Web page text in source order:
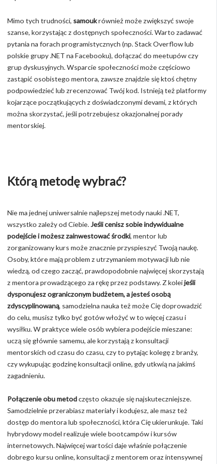
Mimo tych trudności, samoukrównież może zwiększyć swoje
szanse, korzystając z dostępnych społeczności. Warto zadawać
pytania na forach programistycznych (np. Stack Overflow lub
polskie grupy .NET na Facebooku), dołączać do meetupów czy
grup dyskusyjnych. Wsparcie społeczności może częściowo
zastąpić osobistego mentora, zawsze znajdzie się ktoś chętny
podpowiedzieć lub zrecenzować Twój kod. Istnieją też platformy
kojarzące początkujących z doświadczonymi devami, z których
można skorzystać, jeśli potrzebujesz okazjonalnej porady
mentorskiej.
Którą metodę wybrać?
Nie ma jednej uniwersalnie najlepszej metody nauki .NET,
wszystko zależy od Ciebie.Jeśli cenisz sobie indywidualne
podejście i możesz zainwestować środki, mentor lub
zorganizowany kurs może znacznie przyspieszyć Twoją naukę.
Osoby, które mają problem z utrzymaniem motywacji lub nie
wiedzą, od czego zacząć, prawdopodobnie najwięcej skorzystają
z mentora prowadzącego za rękę przez podstawy. Z koleijeśli
dysponujesz ograniczonym budżetem, a jesteś osobą
zdyscyplinowaną, samodzielna nauka też może Cię doprowadzić
do celu, musisz tylko być gotów włożyć w to więcej czasu i
wysiłku. W praktyce wiele osób wybiera podejście mieszane:
uczą się głównie samemu, ale korzystają z konsultacji
mentorskich od czasu do czasu, czy to pytając kolegę z branży,
czy wykupując godzinę konsultacji online, gdy utkwią na jakimś
zagadnieniu.
Połączenie obu metodczęsto okazuje się najskuteczniejsze.
Samodzielnie przerabiasz materiały i kodujesz, ale masz też
dostęp do mentora lub społeczności, która Cię ukierunkuje. Taki
hybrydowy model realizuje wiele bootcampów i kursów
internetowych. Najwięcej wartości daje właśnie połączenie
dobrego kursu online, konsultacji z mentorem oraz intensywnej